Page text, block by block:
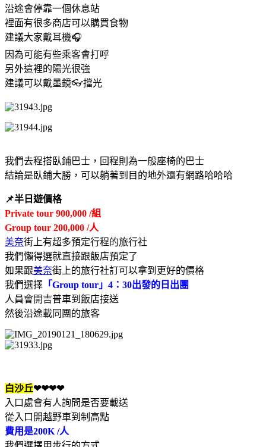
沿途會停靠一個休息站
裡面有很多商店可以購買食物
建議大家戴耳機🎧
因為可能有些乘客會打呼
另外這裡的陽光很強
建議可以戴墨鏡👓擋光
我們去程搭臥鋪巴士，回程則為一般座椅的巴士
結論是臥鋪大勝，可以躺著到目的地外還有網路哈哈哈
📌半日遊價格
Private tour 900,000 /組
Group tour 200,000 /人
美奈街上有超多預定行程的旅行社
我們懶得選就直接跟飯店預定了
如果跟美奈街上的旅行社訂可以拿到更好的價格
我們選擇 「Group tour」4：30出發的日出團
人員會開吉普車到飯店接送
然後沿途載同團的旅客
白沙丘❤❤❤❤
入口處會有人詢問是否要載送
從入口開越野車到制高點
費用是200K /人